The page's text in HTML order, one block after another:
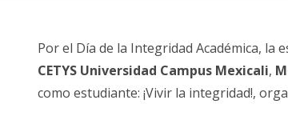
Por el Día de la Integridad Académica, la
CETYS Universidad Campus Mexicali,
como estudiante: ¡Vivir la integridad!,